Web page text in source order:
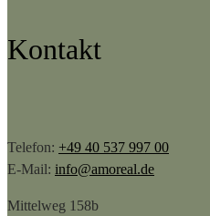
Kontakt
Telefon: +49 40 537 997 00
E-Mail: info@amoreal.de
Mittelweg 158b